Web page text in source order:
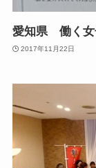
愛知県 働く女
2017年11月22日